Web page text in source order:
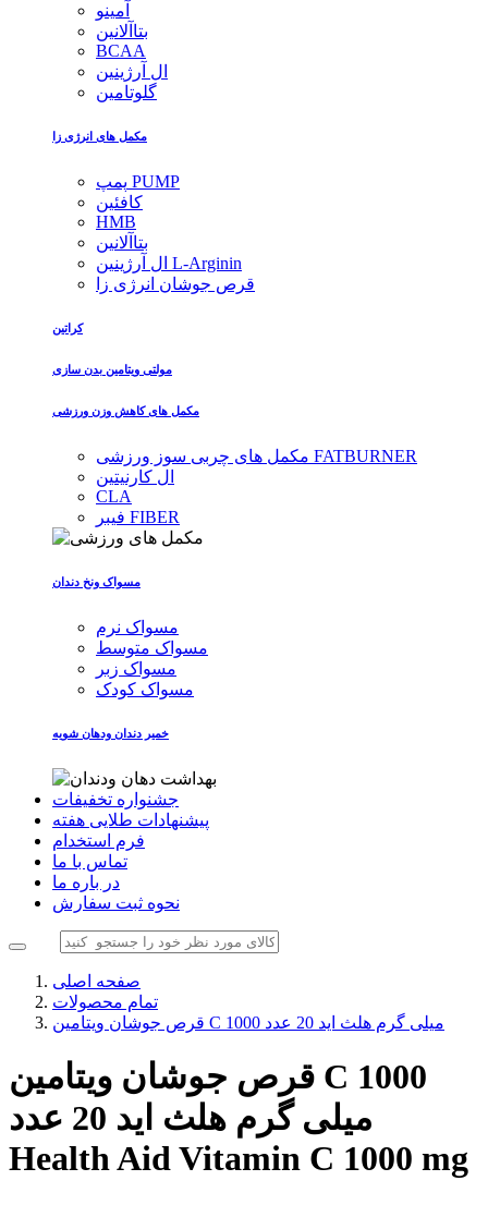
آمینو
بتاآلانین
BCAA
ال آرژینین
گلوتامین
مکمل های انرژی زا
پمپ PUMP
کافئین
HMB
بتاآلانین
ال آرژینین L-Arginin
قرص جوشان انرژی زا
کراتین
مولتی ویتامین بدن سازی
مکمل های کاهش وزن ورزشی
مکمل های چربی سوز ورزشی FATBURNER
ال کارنیتین
CLA
فیبر FIBER
مسواک ونخ دندان
مسواک نرم
مسواک متوسط
مسواک زبر
مسواک کودک
خمیر دندان ودهان شویه
جشنواره تخفیفات
پیشنهادات طلایی هفته
فرم استخدام
تماس با ما
در باره ما
نحوه ثبت سفارش
صفحه اصلی
تمام محصولات
قرص جوشان ویتامین C 1000 میلی گرم هلث اید 20 عدد
قرص جوشان ویتامین C 1000
میلی گرم هلث اید 20 عدد
Health Aid Vitamin C 1000 mg